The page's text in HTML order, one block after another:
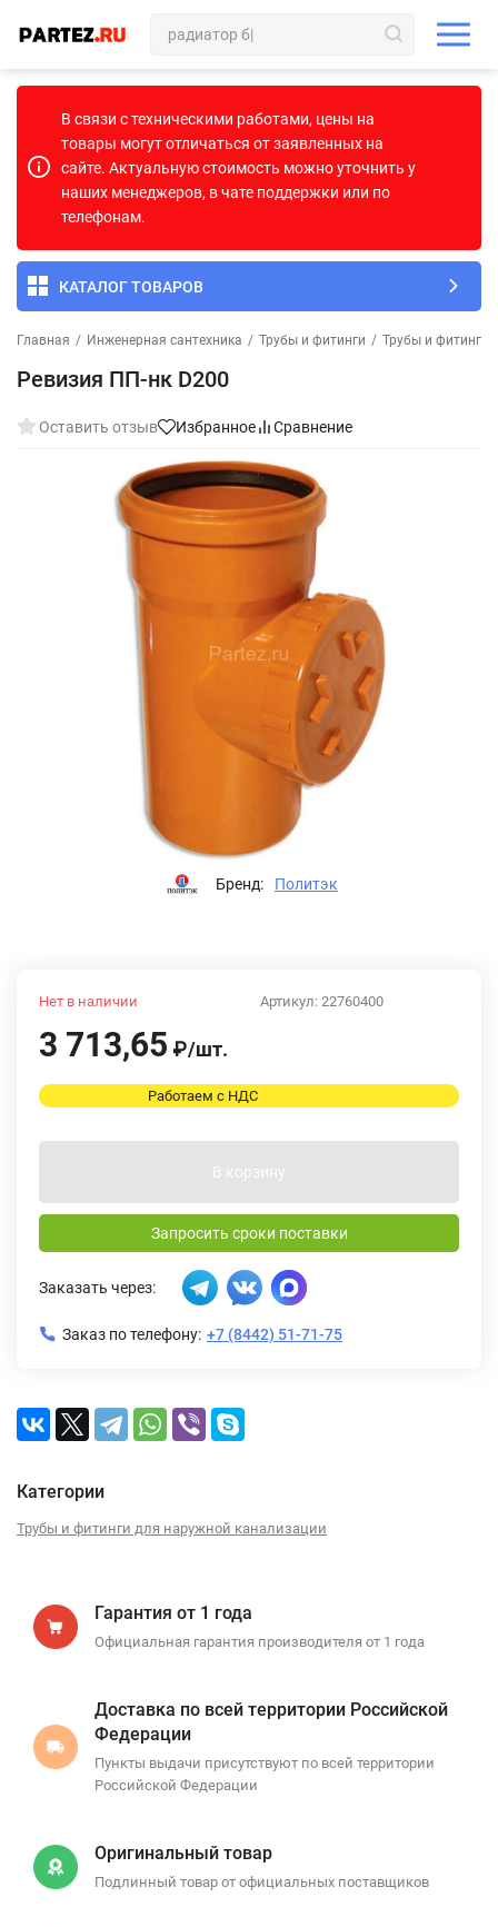
В связи с техническими работами, цены на
товары могут отличаться от заявленных на
сайте. Актуальную стоимость можно уточнить у
наших менеджеров, в чате поддержки или по
телефонам.
КАТАЛОГ ТОВАРОВ
Главная / Инженерная сантехника / Трубы и фитинги / Трубы и фитинги
Ревизия ПП-нк D200
Оставить отзыв Избранное Сравнение
Бренд: Политэк
Артикул: 22760400
Нет в наличии
3 713,65 ₽/шт.
Работаем с НДС
В корзину
Запросить сроки поставки
Заказать через:
Заказ по телефону: +7 (8442) 51-71-75
Категории
Трубы и фитинги для наружной канализации
Гарантия от 1 года
Официальная гарантия производителя от 1 года
Доставка по всей территории Российской
Федерации
Пункты выдачи присутствуют по всей территории
Российской Федерации
Оригинальный товар
Подлинный товар от официальных поставщиков